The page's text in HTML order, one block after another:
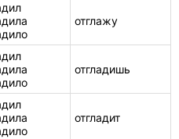
отглажу
отгладишь
отгладит